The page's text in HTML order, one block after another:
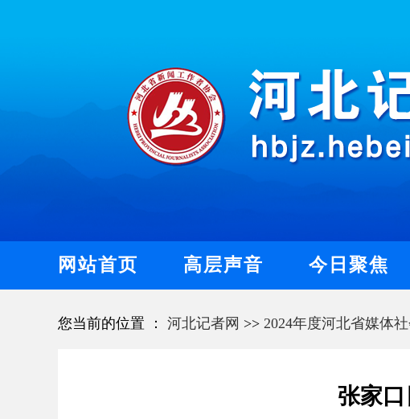
网站首页 高层声音 今日聚焦
您当前的位置 ： 河北记者网 >> 2024年度河北省媒体
张家口